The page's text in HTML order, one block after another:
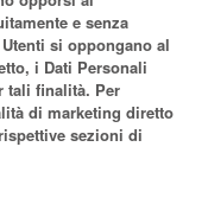
e senza
si oppongano al
i Dati Personali
tali finalità. Per
di marketing diretto
sezioni di